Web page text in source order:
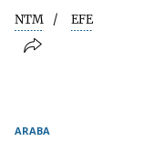
NTM EFE
ARABA